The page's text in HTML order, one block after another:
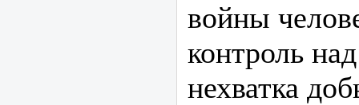
войны
контроль
нехватка